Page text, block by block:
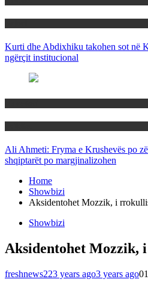
Kurti dhe Abdixhiku takohen sot në
ngërçit institucional
Ali Ahmeti: Fryma e Krushevës po
shqiptarët po margjinalizohen
Home
Showbizi
Aksidentohet Mozzik, i
Showbizi
Aksidentohet Mozzik,
freshnews223 years ago3 years ago0